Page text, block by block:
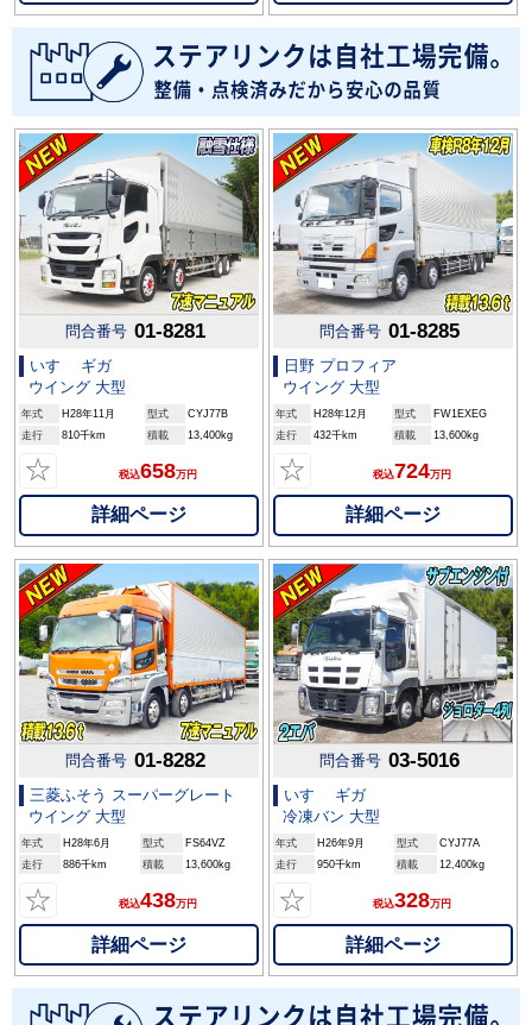
問合番号 01-8281
いすゞ ギガ
ウイング 大型
年式 H28年11月 型式
CYJ77B
走行
810千km 積載 13,400kg
☆ 税込658万円
詳細ページ
問合番号 01-8285
日野 プロフィア
ウイング 大型
年式 H28年12月 型式
FW1EXEG
走行
432千km 積載 13,600kg
☆ 税込724万円
詳細ページ
問合番号 01-8282
三菱ふそう スーパーグレート
ウイング 大型
年式 H28年6月 型式
FS64VZ
走行
886千km 積載 13,600kg
☆ 税込438万円
詳細ページ
問合番号 03-5016
いすゞ ギガ
冷凍バン 大型
年式 H26年9月 型式
CYJ77A
走行
950千km 積載 12,400kg
☆ 税込328万円
詳細ページ